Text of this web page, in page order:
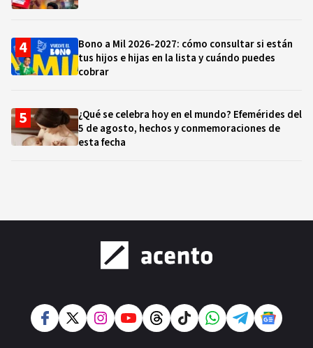
Bono a Mil 2026-2027: cómo consultar si están
tus hijos e hijas en la lista y cuándo puedes
cobrar
¿Qué se celebra hoy en el mundo? Efemérides del
5 de agosto, hechos y conmemoraciones de
esta fecha